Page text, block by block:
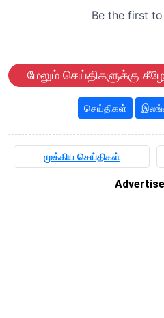
மேலும் செய்திகளுக்கு
செய்திகள்
முக்கிய செய்திகள்